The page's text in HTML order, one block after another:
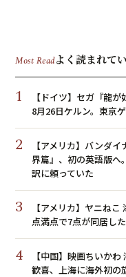
Most Readよく読まれて
1
【ドイツ】セガ『龍
8月26日ケルン。東京
2
【アメリカ】バンダ
界篇』、初の英語版へ
訳に頼っていた
3
【アメリカ】ヤニね
点満点で7点が同居し
4
【中国】映画ちいか
歓喜、上海に海外初の